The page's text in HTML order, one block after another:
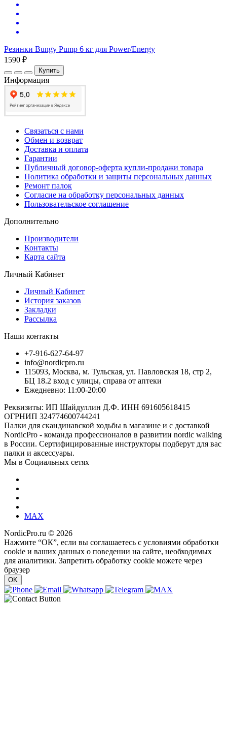
Резинки Bungy Pump 6 кг для Power/Energy
1590 ₽
Купить
Информация
Связаться с нами
Обмен и возврат
Доставка и оплата
Гарантии
Публичный договор-оферта купли-продажи товара
Политика обработки и защиты персональных данных
Ремонт палок
Согласие на обработку персональных данных
Пользовательское соглашение
Дополнительно
Производители
Контакты
Карта сайта
Личный Кабинет
Личный Кабинет
История заказов
Закладки
Рассылка
Наши контакты
+7-916-627-64-97
info@nordicpro.ru
115093, Москва, м. Тульская, ул. Павловская 18, стр 2,
БЦ 18.2 вход с улицы, справа от аптеки
Ежедневно: 11:00-20:00
Реквизиты: ИП Шайдуллин Д.Ф. ИНН 691605618415
ОГРНИП 324774600744241
Палки для скандинавской ходьбы в магазине и с доставкой
NordicPro - команда профессионалов в развитии nordic walking
в России. Сертифицированные инструкторы подберут для вас
палки и аксессуары.
Мы в Социальных сетях
MAX
NordicPro.ru © 2026
Нажмите “ОК”, если вы соглашаетесь с условиями обработки
cookie и ваших данных о поведении на сайте, необходимых
для аналитики. Запретить обработку cookie можете через
браузер
OK